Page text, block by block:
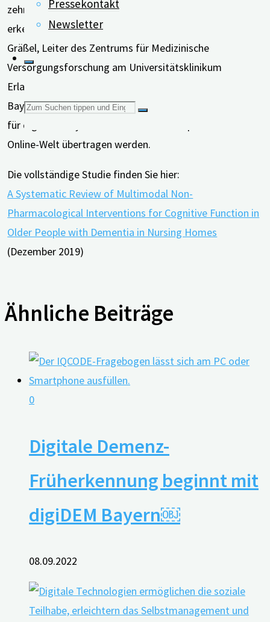
Pressekontakt
Newsletter
Suchen
zehn Monate nach Beendigung der Therapiephase
erkennbar waren. Entwickelt hat sie Prof. Dr. med. Elmar
Gräßel, Leiter des Zentrums für Medizinische
Versorgungsforschung am Universitätsklinikum
Erlangen und einer der Projektleiter von digiDEM
Bayern. Im Rahmen der geplanten digitalen Angebote
für digiDEM Bayern soll die MAKS-Therapie auch in die
Online-Welt übertragen werden.
Die vollständige Studie finden Sie hier:
A Systematic Review of Multimodal Non-
Pharmacological Interventions for Cognitive Function in
Older People with Dementia in Nursing Homes
(Dezember 2019)
Ähnliche Beiträge
0
Digitale Demenz-
Früherkennung beginnt mit
digiDEM Bayern￼
08.09.2022